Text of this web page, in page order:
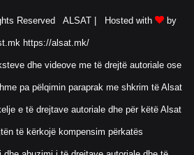
Reserved ALSAT | Hosted with by
https://alsat.mk/
dhe videove me të drejtë autoriale ose
pa pëlqimin paraprak me shkrim të Alsat
e të drejtave autoriale dhe për këtë Alsat
të kërkojë kompensim përkatës